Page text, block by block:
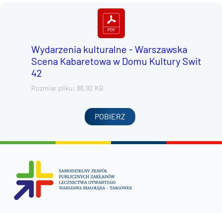
Wydarzenia kulturalne - Warszawska
Scena Kabaretowa w Domu Kultury Swit
42
Rozmiar pliku: 86.92 KB
POBIERZ